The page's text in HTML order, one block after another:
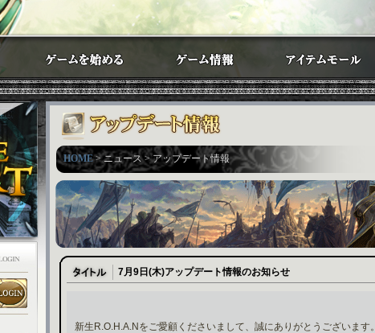
HOME> ニュース > アップデート情報
7月9日(木)アップデート情報のお知らせ
新生R.O.H.A.Nをご愛顧くださいまして、誠にありがとうございます。